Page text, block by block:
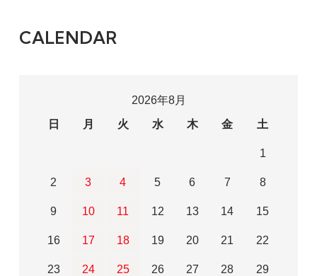
CALENDAR
2026年8月
日
月 火 水 木 金 土
1
2 3 4 5 6 7 8
9 10 11 12 13 14 15
16 17 18 19 20 21 22
23 24 25 26 27 28 29